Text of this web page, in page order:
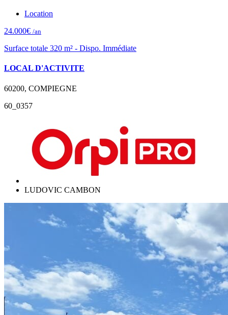
Location
24.000€ /an
Surface totale 320 m² - Dispo. Immédiate
LOCAL D'ACTIVITE
60200, COMPIEGNE
60_0357
LUDOVIC CAMBON